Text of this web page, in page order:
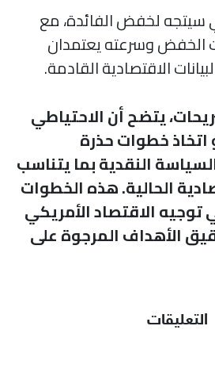
سيتجه لخفض الفائدة، مع
الخفض وسرعته يعتمدان
الاقتصادية القادمة.
يتضح أن الاحتياطي
اتخاذ خطوات حذرة
النقدية بما يتناسب
الحالية. هذه الخطوات
الاقتصاد الأمريكي
الأهداف المرجوة على
التعليقات